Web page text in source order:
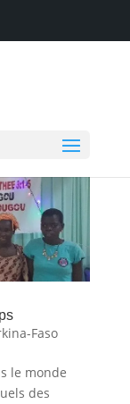
Faso
le monde
des